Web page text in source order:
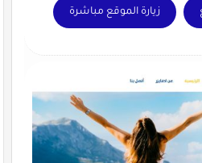
زيارة الموقع مباشرة